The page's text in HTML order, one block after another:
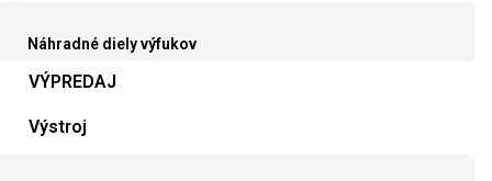
Náhradné diely výfukov
VÝPREDAJ
Výstroj